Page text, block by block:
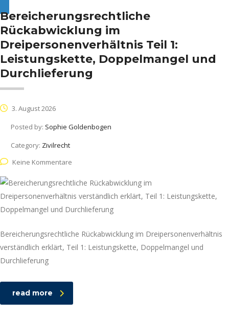
Bereicherungsrechtliche
Rückabwicklung im
Dreipersonenverhältnis Teil 1:
Leistungskette, Doppelmangel und
Durchlieferung
3. August 2026
Posted by: Sophie Goldenbogen
Category: Zivilrecht
Keine Kommentare
Bereicherungsrechtliche Rückabwicklung im Dreipersonenverhältnis
verständlich erklärt, Teil 1: Leistungskette, Doppelmangel und
Durchlieferung
read more